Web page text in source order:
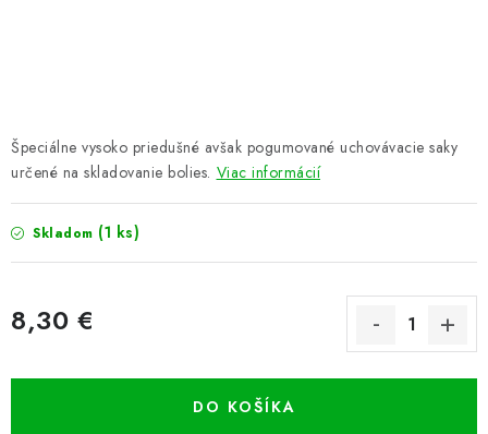
NAVIJAKY
PRÚTY
Navštívte našu predajňu vo Dvoroch nad Žitavou »
Špeciálne vysoko priedušné avšak pogumované uchovávacie saky
určené na skladovanie bolies. Viac informácií
Skladom (1 ks)
8,30 €
DO KOŠÍKA